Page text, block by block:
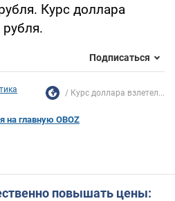
Курс доллара
Подписаться
Курс доллара взлетел...
на главную OBOZ
повышать цены: